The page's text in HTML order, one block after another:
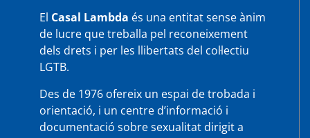
El Casal Lambda és una entitat sense ànim
de lucre que treballa pel reconeixement
dels drets i per les llibertats del col·lectiu
LGTB.
Des de 1976 ofereix un espai de trobada i
orientació, i un centre d’informació i
documentació sobre sexualitat dirigit a